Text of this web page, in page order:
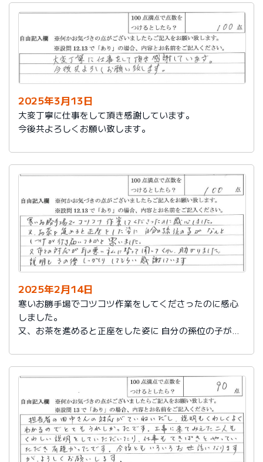
2025年3月13日
大変丁寧に仕事をして頂き感謝しています。
今後共よろしくお願い致します。
2025年2月14日
寒いお勝手場でコツコツ作業をしてくださったのに感心
しました。
又、お茶を進めると正座をした姿に 自分の孫位の子がな
又、市との対応が耳の悪い私に代わって聞いてくれ助か
りました。
説明もその後しっかりしてもらい感謝しています。